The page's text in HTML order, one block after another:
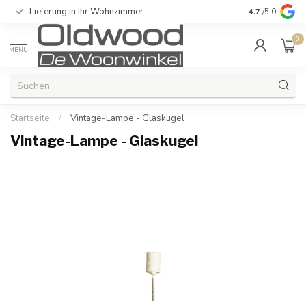
Lieferung in Ihr Wohnzimmer Qualität und
4.7 /5.0
MENU
0
Startseite / Vintage-Lampe - Glaskugel
Vintage-Lampe - Glaskugel